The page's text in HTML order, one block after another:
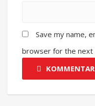
Save my name,
browser for the next